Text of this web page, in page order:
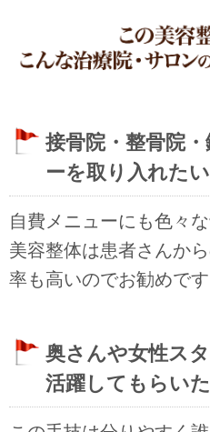
接骨院・整骨院
ーを取り入れた
自費メニューにも色々
美容整体は患者さんか
率も高いのでお勧めです
奥さんや女性ス
活躍してもらい